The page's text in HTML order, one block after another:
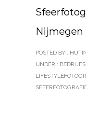
Nijmegen
POSTED BY :
UNDER :